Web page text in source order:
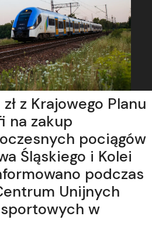
z Krajowego Planu
na zakup
pociągów
Śląskiego i Kolei
podczas
Unijnych
w